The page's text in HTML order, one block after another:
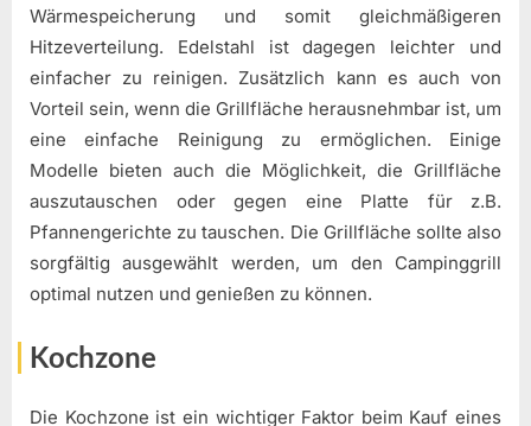
Wärmespeicherung und somit gleichmäßigeren
Hitzeverteilung. Edelstahl ist dagegen leichter und
einfacher zu reinigen. Zusätzlich kann es auch von
Vorteil sein, wenn die Grillfläche herausnehmbar ist, um
eine einfache Reinigung zu ermöglichen. Einige
Modelle bieten auch die Möglichkeit, die Grillfläche
auszutauschen oder gegen eine Platte für z.B.
Pfannengerichte zu tauschen. Die Grillfläche sollte also
sorgfältig ausgewählt werden, um den Campinggrill
optimal nutzen und genießen zu können.
Kochzone
Die Kochzone ist ein wichtiger Faktor beim Kauf eines